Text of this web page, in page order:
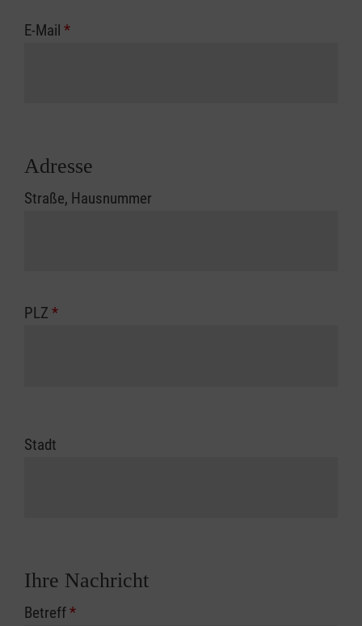
E-Mail *
Adresse
Straße, Hausnummer
PLZ *
Stadt
Ihre Nachricht
Betreff*